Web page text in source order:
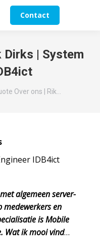
Contact
Dirks | System
Over ons | Rik…
IDB4ict
algemeen server-
medewerkers en
is Mobile
Wat ik mooi vind